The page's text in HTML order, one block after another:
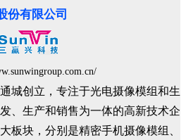
份有限公司
城创立，专注于光电摄像模组和生
、生产和销售为一体的高新技术企
板块，分别是精密手机摄像模组、